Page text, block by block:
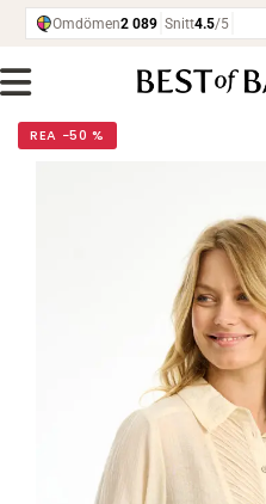
REA −50 %